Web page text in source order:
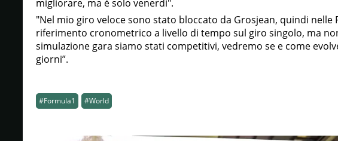
migliorare, ma è solo venerdì".
"Nel mio giro veloce sono stato bloccato da Grosjean, quindi nelle
riferimento cronometrico a livello di tempo sul giro singolo, ma
simulazione gara siamo stati competitivi, vedremo se e come
giorni”.
#Formula1 #World